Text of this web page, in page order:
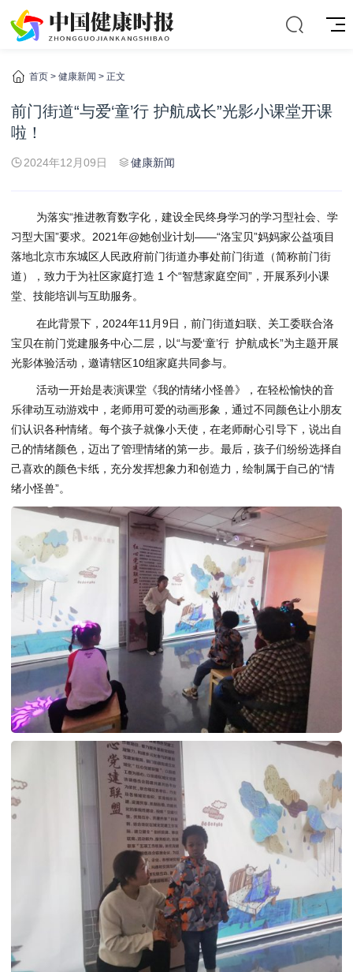
首页 > 健康新闻 > 正文
前门街道“与爱‘童’行 护航成长”光影小课堂开课
啦！
2024年12月09日 健康新闻
为落实“推进教育数字化，建设全民终身学习的学习型社会、学
习型大国”要求。2021年@她创业计划——“洛宝贝”妈妈家公益项目
落地北京市东城区人民政府前门街道办事处前门街道（简称前门街
道），致力于为社区家庭打造 1 个“智慧家庭空间”，开展系列小课
堂、技能培训与互助服务。
在此背景下，2024年11月9日，前门街道妇联、关工委联合洛
宝贝在前门党建服务中心二层，以“与爱‘童’行 护航成长”为主题开展
光影体验活动，邀请辖区10组家庭共同参与。
活动一开始是表演课堂《我的情绪小怪兽》，在轻松愉快的音
乐律动互动游戏中，老师用可爱的动画形象，通过不同颜色让小朋友
们认识各种情绪。每个孩子就像小天使，在老师耐心引导下，说出自
己的情绪颜色，迈出了管理情绪的第一步。最后，孩子们纷纷选择自
己喜欢的颜色卡纸，充分发挥想象力和创造力，绘制属于自己的“情
绪小怪兽”。